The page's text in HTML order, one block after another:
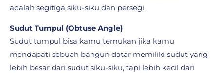
adalah segitiga siku-siku dan persegi.
Sudut Tumpul (Obtuse Angle)
Sudut tumpul bisa kamu temukan jika kamu
mendapati sebuah bangun datar memiliki sudut yang
lebih besar dari sudut siku-siku, tapi lebih kecil dari